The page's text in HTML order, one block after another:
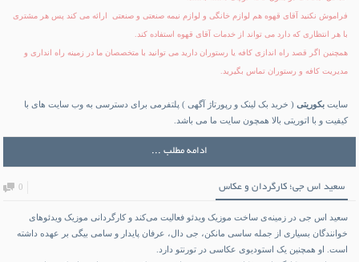
فراموش نکنید آقای قهوه هم لوازم خانگی و لوازم نیمه صنعتی و صنعتی ارائه می کند پس هر مشتری
با هر انتظاری که دارد می تواند از خدمات آقای قهوه استفاده کند.
همچنین اگر قصد راه اندازی کافه یا رستوران دارید می توانید با متخصصان ما در زمینه راه انداری و
مدیریت کافه و رستوران تماس بگیرید.
سایتبکوریتی( خرید بک لینک و رپورتاژ آگهی ) پلتفرمی برای دسترسی به وب سایت های با
کیفیت و با اتوریتی بالا همچون سایت ما می باشد.
ادامه مطلب ...
سعید اس جی؛ کارگردان و عکاس 0
سعید اس جی در زمینه‌ی ساخت موزیک ویدئو فعالیت می‌کند و کارگردانی موزیک ویدئوهای
خوانندگان بسیاری از جمله ساسی مانکن، جی دال، عرفان پایدار و سامی بیگی بر عهده داشته
است. او همچنین یک استودیوی عکاسی در تورنتو دارد.